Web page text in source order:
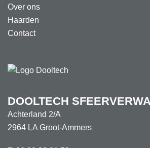
Over ons
Haarden
Contact
DOOLTECH
Achterland 2/A
2964 LA Groot-Ammers